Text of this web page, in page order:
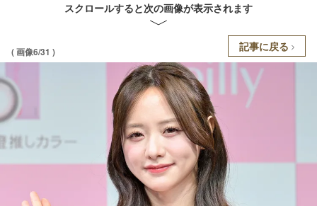
スクロールすると次の画像が表示されます
( 画像6/31 ) 記事に戻る